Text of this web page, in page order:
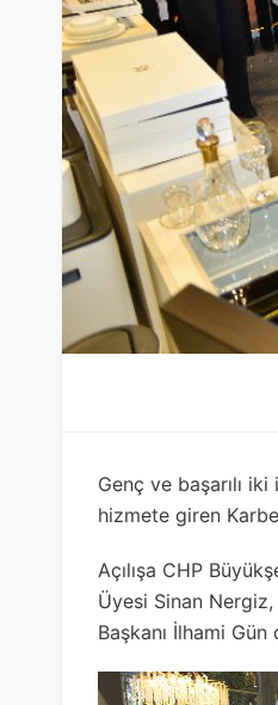
Genç ve başarılı
hizmete giren
Açılışa CHP
Üyesi Sinan
Başkanı İlhami Gün